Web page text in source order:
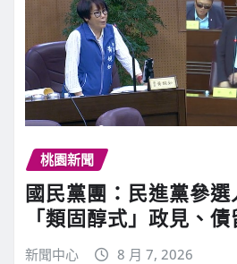
桃園新聞
國民黨團：民進黨參
「類固醇式」政見、債
新聞中心 8 月 7, 2026